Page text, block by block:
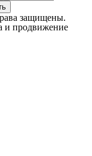
защищены.
и продвижение